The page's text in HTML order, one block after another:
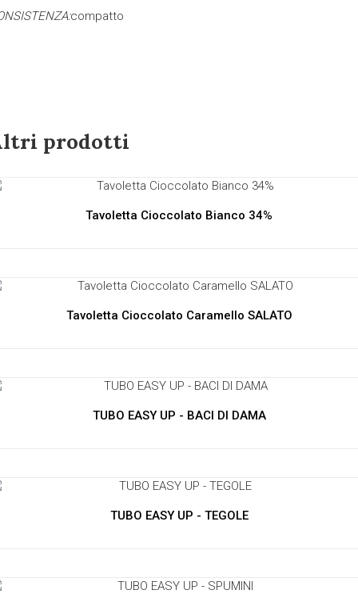
compatto
prodotti
Tavoletta Cioccolato Bianco 34%
Tavoletta Cioccolato Caramello SALATO
TUBO EASY UP - BACI DI DAMA
TUBO EASY UP - TEGOLE